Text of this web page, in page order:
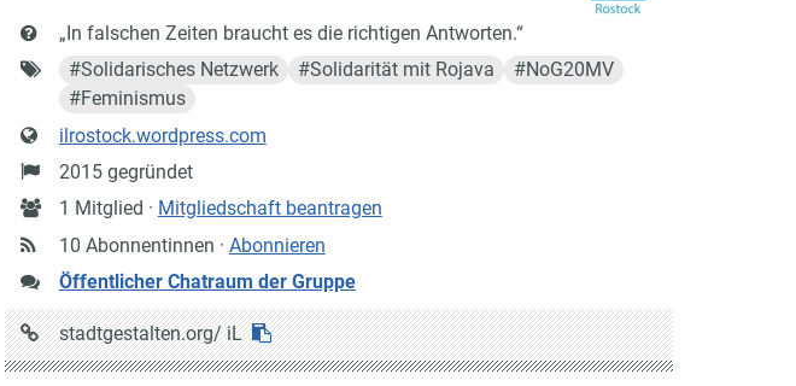
Kurzbeschreibung
„In falschen Zeiten braucht es die richtigen Antworten.“
Schlagworte
#Solidarisches Netzwerk #Solidarität mit Rojava #NoG20MV
#Feminismus
Website
ilrostock.wordpress.com
Gründung
2015 gegründet
Anzahl
Mitglieder
1 Mitglied · Mitgliedschaft beantragen
10 Abonnentinnen · Abonnieren
Öffentlicher Chatraum der Gruppe
URL
auf
stadtgestalten.org/ iL